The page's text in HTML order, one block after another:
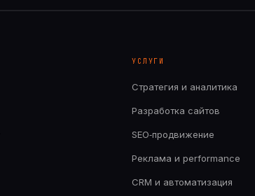
УСЛУГИ
Стратегия и аналитика
Разработка сайтов
SEO‑продвижение
Реклама и performance
CRM и автоматизация